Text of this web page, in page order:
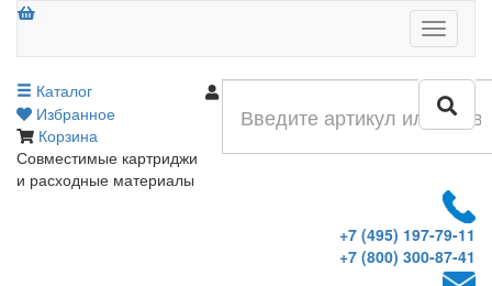
Меню
Каталог
Избранное
Корзина
Совместимые картриджи
и расходные материалы
+7 (495) 197-79-11
+7 (800) 300-87-41